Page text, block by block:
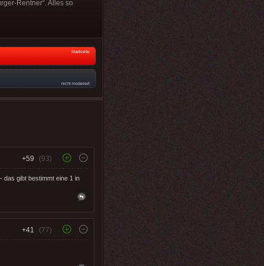
Rentner“. Alles so
Startseite
nicht moderiert
+59 (93)
das gibt bestimmt eine 1 in
+41 (77)